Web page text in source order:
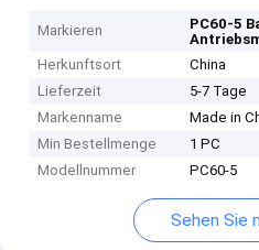
Markieren PC60-5
Herkunftsort
China
Lieferzeit
5-7 Tage
Markenname
Made in
Min Bestellmenge
1 PC
Modellnummer
PC60-5
Sehen Sie